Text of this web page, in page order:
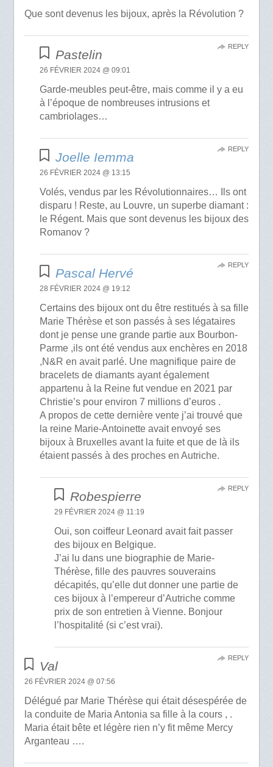
Que sont devenus les bijoux, après la Révolution ?
Pastelin
26 FÉVRIER 2024 @ 09:01
Garde-meubles peut-être, mais comme il y a eu
à l’époque de nombreuses intrusions et
cambriolages…
REPLY
Joelle Iemma
26 FÉVRIER 2024 @ 13:15
Volés, vendus par les Révolutionnaires… Ils ont
disparu ! Reste, au Louvre, un superbe diamant :
le Régent. Mais que sont devenus les bijoux des
Romanov ?
REPLY
Pascal Hervé
28 FÉVRIER 2024 @ 19:12
Certains des bijoux ont du être restitués à sa fille
Marie Thérèse et son passés à ses légataires
dont je pense une grande partie aux Bourbon-
Parme ,ils ont été vendus aux enchères en 2018
,N&R en avait parlé. Une magnifique paire de
bracelets de diamants ayant également
appartenu à la Reine fut vendue en 2021 par
Christie’s pour environ 7 millions d’euros .
A propos de cette dernière vente j’ai trouvé que
la reine Marie-Antoinette avait envoyé ses
bijoux à Bruxelles avant la fuite et que de là ils
étaient passés à des proches en Autriche.
REPLY
Robespierre
29 FÉVRIER 2024 @ 11:19
Oui, son coiffeur Leonard avait fait passer
des bijoux en Belgique.
J’ai lu dans une biographie de Marie-
Thérèse, fille des pauvres souverains
décapités, qu’elle dut donner une partie de
ces bijoux à l’empereur d’Autriche comme
prix de son entretien à Vienne. Bonjour
l’hospitalité (si c’est vrai).
REPLY
Val
26 FÉVRIER 2024 @ 07:56
Délégué par Marie Thérèse qui était désespérée de
la conduite de Maria Antonia sa fille à la cours , .
Maria était bête et légère rien n’y fit même Mercy
Arganteau ….
REPLY